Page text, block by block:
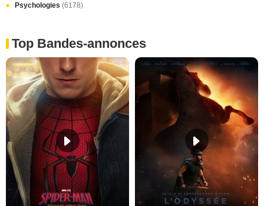
Psychologies (6178)
Top Bandes-annonces